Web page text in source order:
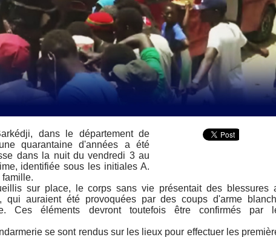
dans le département de
quarantaine d'années a été
dans la nuit du vendredi 3 au
identifiée sous les initiales A.
famille.
sur place, le corps sans vie présentait des blessures
qui auraient été provoquées par des coups d'arme
Ces éléments devront toutefois être confirmés par
se sont rendus sur les lieux pour effectuer les